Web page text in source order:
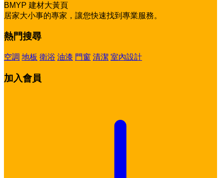
BMYP 建材大黃頁
居家大小事的專家，讓您快速找到專業服務。
熱門搜尋
空調 地板 衛浴 油漆 門窗 清潔 室內設計
加入會員